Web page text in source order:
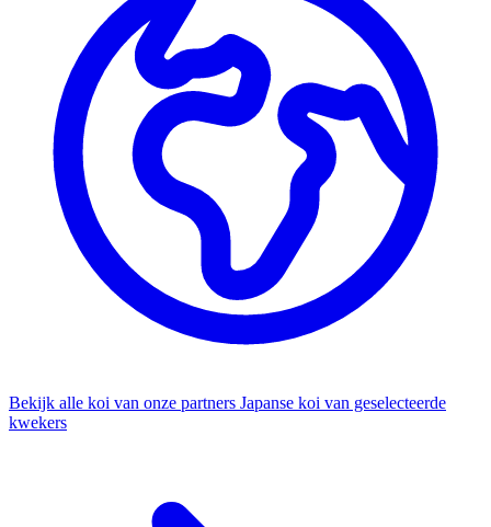
Bekijk alle koi van onze partners Japanse koi van geselecteerde
kwekers